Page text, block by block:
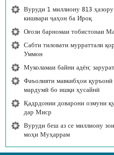
Вуруди 1 миллиону 813
кишвари ҷаҳон ба Ироқ
Оғози барномаи тобистонаи
Сабти тиловати мурраттали
Уммон
Муколамаи байни адён;
Фаъолияти мавкибҳои
мардумӣ бо ишқи ҳусайнӣ
Қадрдонии доварони озмуни
дар Миср
Вуруди беш аз се миллиону
моҳи Муҳаррам